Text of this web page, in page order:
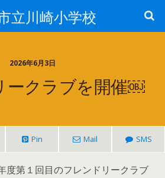
立川崎小学校
2026年6月3日
ークラブを開催￼
Pin Mail SMS
度第１回目のフレンドリークラブ